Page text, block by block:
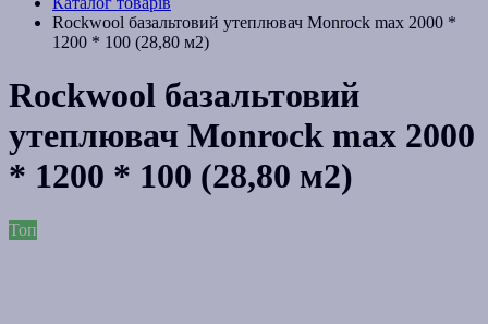
Rockwool базальтовий утеплювач Monrock max 2000 *
1200 * 100 (28,80 м2)
Rockwool базальтовий
утеплювач Monrock max 2000
* 1200 * 100 (28,80 м2)
Топ